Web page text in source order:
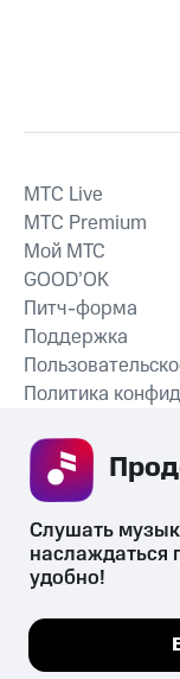
MTС Live
MTС Premium
Мой МТС
GOOD’OK
Питч-форма
Поддержка
Политика
психотропных
их незаконный
законодательством
Мы
Слушать
наслаждаться
удобно!